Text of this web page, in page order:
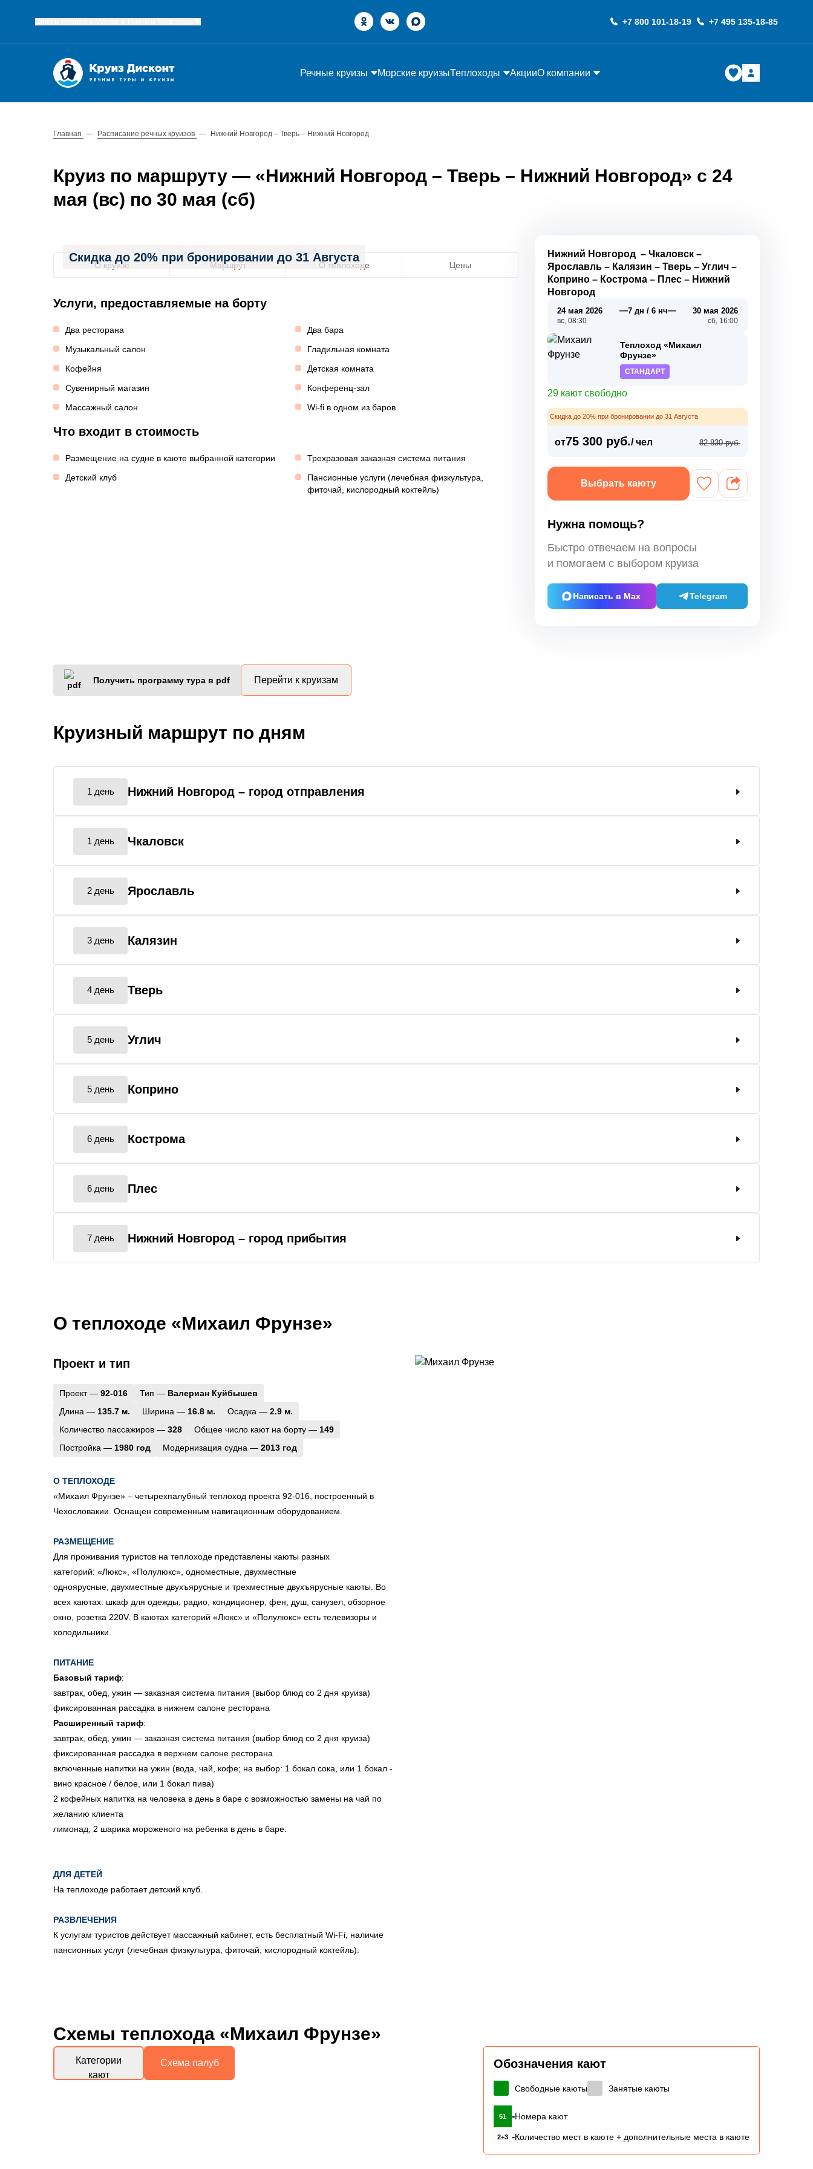
+7 800 101-18-19 +7 495 135-18-85
Речные круизы Морские круизыТеплоходы АкцииО компании
Главная — Расписание речных круизов — Нижний Новгород – Тверь – Нижний Новгород
Круиз по маршруту — «Нижний Новгород – Тверь – Нижний Новгород» с 24
мая (вс) по 30 мая (сб)
Скидка до 20% при бронировании до 31 Августа
О круизе Маршрут О теплоходе Цены
Услуги, предоставляемые на борту
Два ресторана
Два бара
Музыкальный салон
Гладильная комната
Кофейня
Детская комната
Сувенирный магазин
Конференц-зал
Массажный салон
Wi-fi в одном из баров
Что входит в стоимость
Размещение на судне в каюте выбранной категории
Трехразовая заказная система питания
Детский клуб
Пансионные услуги (лечебная физкультура,
фиточай, кислородный коктейль)
Нижний Новгород –Чкаловск –
Ярославль – Калязин –Тверь –Углич –
Коприно – Кострома – Плес – Нижний
Новгород
24 мая 2026
вс, 08:30
—7 дн / 6 нч— 30 мая 2026
сб, 16:00
Теплоход «Михаил
Фрунзе»
СТАНДАРТ
29 кают свободно
Скидка до 20% при бронировании до 31 Августа
от75 300 руб./ чел 82 830 руб.
Выбрать каюту
Нужна помощь?
Быстро отвечаем на вопросы
и помогаем с выбором круиза
Написать в Max Telegram
Получить программу тура в pdf Перейти к круизам
Круизный маршрут по дням
1 день Нижний Новгород – город отправления
1 день Чкаловск
2 день Ярославль
3 день Калязин
4 день Тверь
5 день Углич
5 день Коприно
6 день Кострома
6 день Плес
7 день Нижний Новгород – город прибытия
О теплоходе «Михаил Фрунзе»
Проект и тип
Проект — 92-016 Тип — Валериан Куйбышев
Длина — 135.7 м. Ширина — 16.8 м. Осадка — 2.9 м.
Количество пассажиров — 328 Общее число кают на борту — 149
Постройка — 1980 год Модернизация судна — 2013 год
О ТЕПЛОХОДЕ
«Михаил Фрунзе» – четырехпалубный теплоход проекта 92-016, построенный в
Чехословакии. Оснащен современным навигационным оборудованием.
РАЗМЕЩЕНИЕ
Для проживания туристов на теплоходе представлены каюты разных
категорий: «Люкс», «Полулюкс», одноместные, двухместные
одноярусные, двухместные двухъярусные и трехместные двухъярусные каюты. Во
всех каютах: шкаф для одежды, радио, кондиционер, фен, душ, санузел, обзорное
окно, розетка 220V. В каютах категорий «Люкс» и «Полулюкс» есть телевизоры и
холодильники.
ПИТАНИЕ
Базовый тариф:
завтрак, обед, ужин — заказная система питания (выбор блюд со 2 дня круиза)
фиксированная рассадка в нижнем салоне ресторана
Расширенный тариф:
завтрак, обед, ужин — заказная система питания (выбор блюд со 2 дня круиза)
фиксированная рассадка в верхнем салоне ресторана
включенные напитки на ужин (вода, чай, кофе; на выбор: 1 бокал сока, или 1 бокал -
вино красное / белое, или 1 бокал пива)
2 кофейных напитка на человека в день в баре с возможностью замены на чай по
желанию клиента
лимонад, 2 шарика мороженого на ребенка в день в баре.
ДЛЯ ДЕТЕЙ
На теплоходе работает детский клуб.
РАЗВЛЕЧЕНИЯ
К услугам туристов действует массажный кабинет, есть бесплатный Wi-Fi, наличие
пансионных услуг (лечебная физкультура, фиточай, кислородный коктейль).
Схемы теплохода «Михаил Фрунзе»
Обозначения кают
Свободные каюты Занятые каюты
51 -Номера кают
2+3 -Количество мест в каюте + дополнительные места в каюте
Категории
кают
Схема палуб